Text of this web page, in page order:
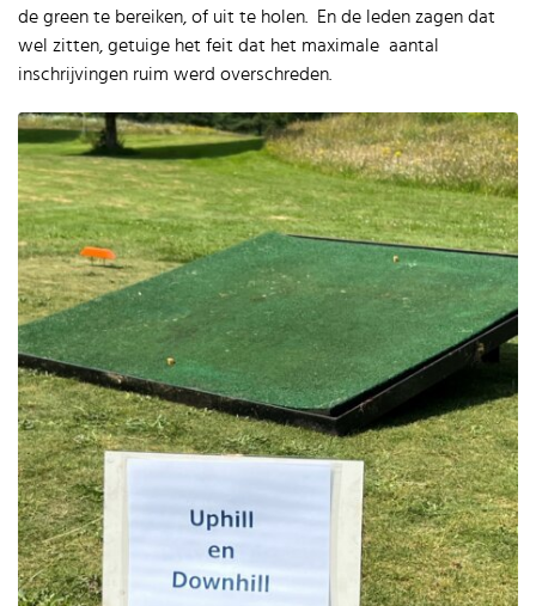
de green te bereiken, of uit te holen. En de leden zagen dat
wel zitten, getuige het feit dat het maximale aantal
inschrijvingen ruim werd overschreden.